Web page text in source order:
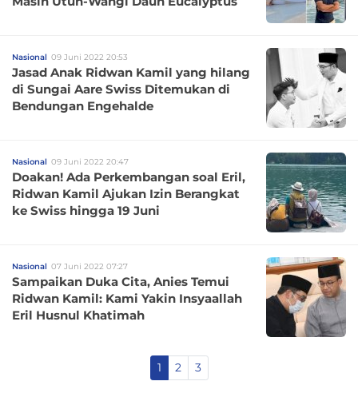
Nasional 09 Juni 2022 20:53
Jasad Anak Ridwan Kamil yang hilang
di Sungai Aare Swiss Ditemukan di
Bendungan Engehalde
Nasional 09 Juni 2022 20:47
Doakan! Ada Perkembangan soal Eril,
Ridwan Kamil Ajukan Izin Berangkat
ke Swiss hingga 19 Juni
Nasional 07 Juni 2022 07:27
Sampaikan Duka Cita, Anies Temui
Ridwan Kamil: Kami Yakin Insyaallah
Eril Husnul Khatimah
1 2 3